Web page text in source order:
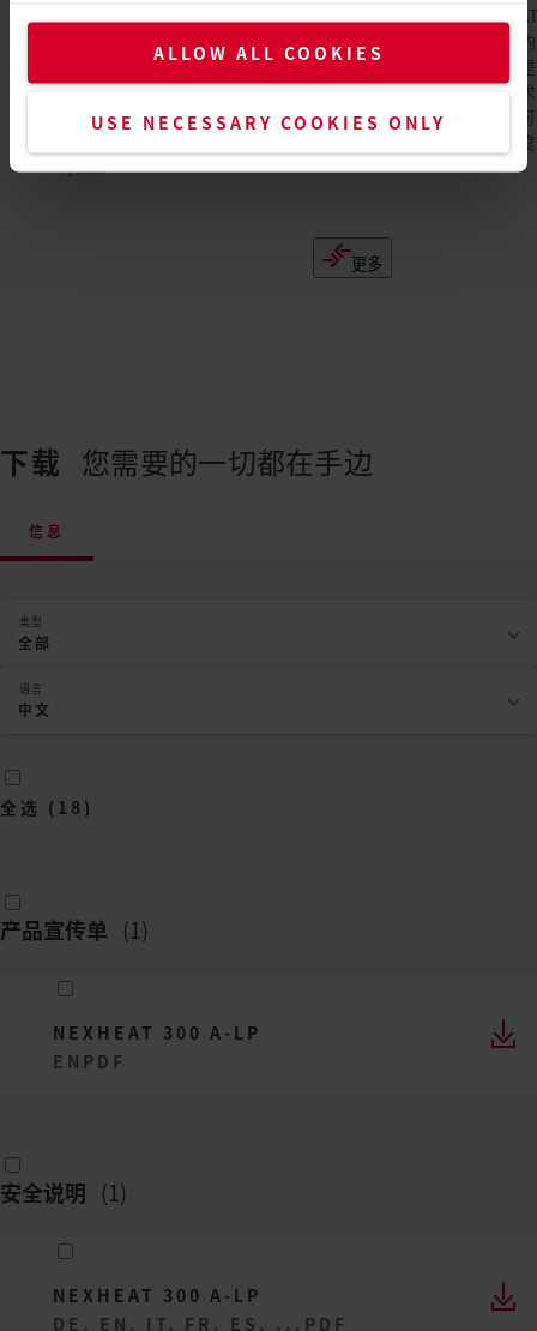
ALLOW ALL COOKIES
USE NECESSARY COOKIES ONLY
GHIBLI AW是一款坚固耐用且符合人体工程
学的热风枪，用于汽车工业中的电缆收缩、
塑料部件的加热和成型，以及卡车篷布的搭
接焊接等。得益于易于抓握的双组份框架，
这款功能强大的热风枪完全适合操作者的
字.....
更多
TRIAC
工现场
式设备
家的需
单元，
间的温
下载 您需要的一切都在手边
信息
类型
全部
语言
中文
全选 ( 18 )
产品宣传单 (1)
NEXHEAT 300 A-LP
EN PDF
安全说明 (1)
NEXHEAT 300 A-LP
DE, EN, IT, FR, ES, ... PDF